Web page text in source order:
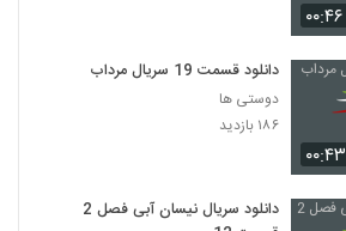
۰۰:۴۶
۰۰:۴۳
دانلود قسمت 19 سریال مرداب
دوستی ها
۱۸۶ بازدید
دانلود سریال نیسان آبی فصل 2